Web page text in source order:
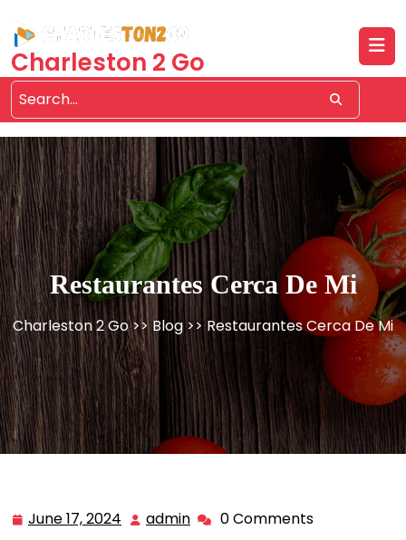
content
Charleston 2 Go
Restaurantes Cerca De Mi
Charleston 2 Go>>Blog>> Restaurantes Cerca De Mi
June 17, 2024 Juneadmin admin0 Comments